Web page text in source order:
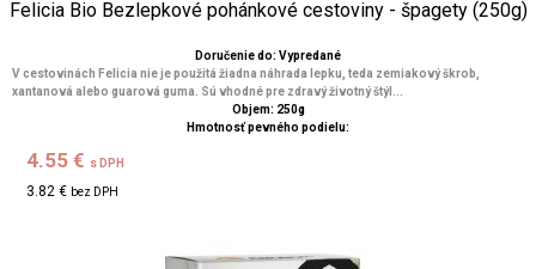
Felicia Bio Bezlepkové pohánkové cestoviny - špagety (250g)
Doručenie do: Vypredané
V cestovinách Felicia nie je použitá žiadna náhrada lepku, teda zemiakový škrob,
xantanová alebo guarová guma. Sú vhodné pre zdravý životný štýl...
Objem: 250g
Hmotnosť pevného podielu:
4.55 € s DPH
3.82 € bez DPH